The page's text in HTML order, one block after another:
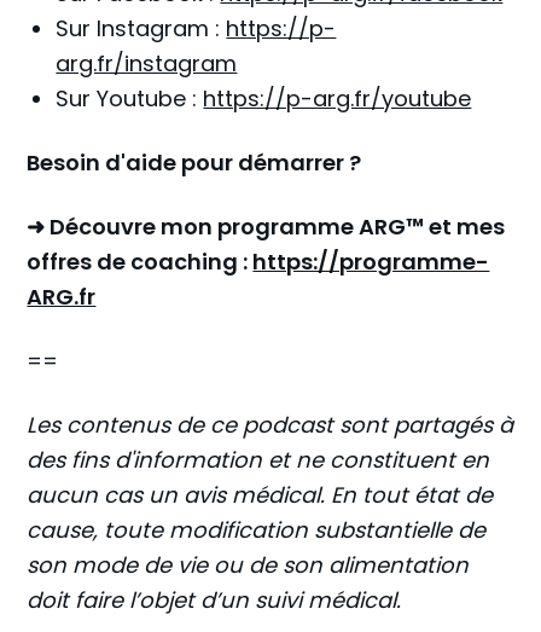
Sur Instagram : https://p-
arg.fr/instagram
Sur Youtube : https://p-arg.fr/youtube
Besoin d'aide pour démarrer ?
➜ Découvre mon programme ARG™ et mes
offres de coaching : https://programme-
ARG.fr
==
Les contenus de ce podcast sont partagés à
des fins d'information et ne constituent en
aucun cas un avis médical. En tout état de
cause, toute modification substantielle de
son mode de vie ou de son alimentation
doit faire l’objet d’un suivi médical.